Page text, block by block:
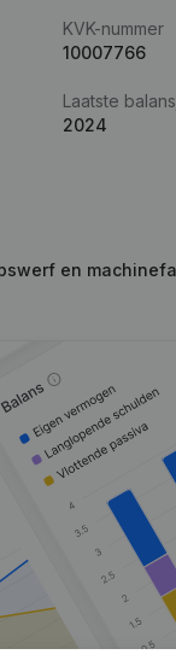
KVK-nummer
10007766
Laatste
2024
en